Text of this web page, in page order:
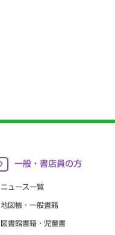
一般・書店員の方
ニュース一覧
地図帳・一般書籍
図書館書籍・児童書